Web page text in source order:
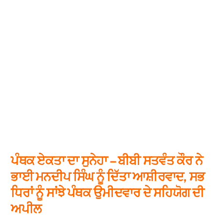
ਪੰਥਕ ਏਕਤਾ ਦਾ ਸੁਨੇਹਾ – ਬੀਬੀ ਸਤਵੰਤ ਕੌਰ ਨੇ
ਭਾਈ ਮਨਦੀਪ ਸਿੰਘ ਨੂੰ ਦਿੱਤਾ ਆਸ਼ੀਰਵਾਦ, ਸਭ
ਧਿਰਾਂ ਨੂੰ ਸਾਂਝੇ ਪੰਥਕ ਉਮੀਦਵਾਰ ਦੇ ਸਹਿਯੋਗ ਦੀ
ਅਪੀਲ